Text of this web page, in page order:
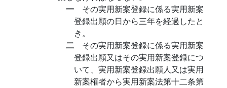
一 その実用新案登録に係る実用新案
登録出願の日から三年を経過したと
き。
二 その実用新案登録に係る実用新案
登録出願又はその実用新案登録につ
いて、実用新案登録出願人又は実用
新案権者から実用新案法第十二条第